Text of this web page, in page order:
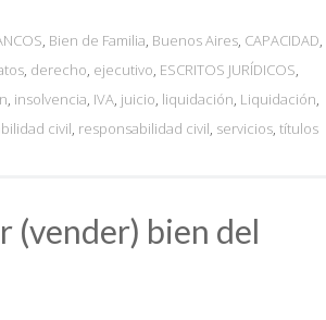
, Bien de Familia, Buenos Aires, CAPACIDAD,
, derecho, ejecutivo, ESCRITOS JURÍDICOS,
, insolvencia, IVA, juicio, liquidación, Liquidación,
civil, responsabilidad civil, servicios, títulos
(vender) bien del